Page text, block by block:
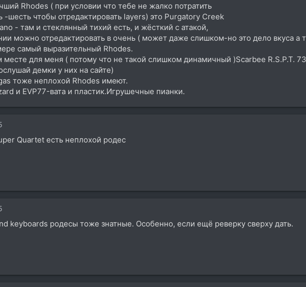
Rhodes ( при условии что тебе не жалко потратить
-шесть чтобы отредактировать layers) это Purgatory Creek
- там и стеклянный тихий есть, и жёсткий с атакой,
можно отредактировать в очень ( может даже слишком-но это дело вкуса
самый выразительный Rhodes.
месте для меня ( потому что не такой слишком динамичный )Scarbee R.S.P.T.
демки у них на сайте)
тоже неплохой Rhodes имеют.
и EVP77-вата и пластик.Игрушечные пианки.
Quartet есть неплохой родес
keyboards родесы тоже знатные. Особенно, если ещё реверку сверху дать.